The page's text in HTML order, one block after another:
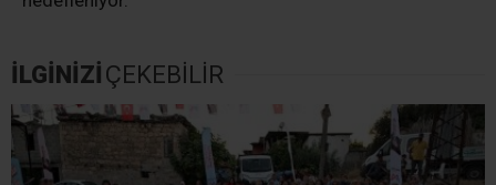
İLGİNİZİ ÇEKEBİLİR